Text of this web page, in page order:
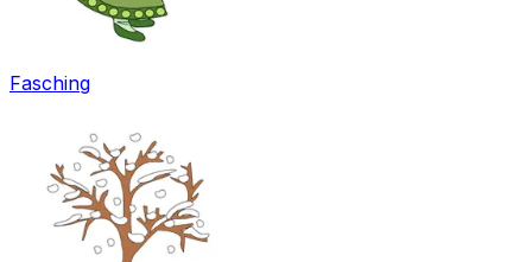
Fasching